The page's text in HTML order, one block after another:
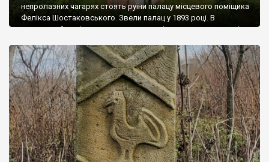
непролазних чагарях стоять руїни палацу місцевого поміщика
Фелікса Шостаковського. Звели палац у 1893 році. В
радянський період у ньому спочатку містилася школа, потім
століття тут розмістили туберкульозну лікарню. Коли із
палацу виїхала лікарня – ми точно не […]